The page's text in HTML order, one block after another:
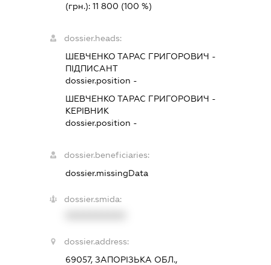
(грн.): 11 800 (100 %)
dossier.heads:
ШЕВЧЕНКО ТАРАС ГРИГОРОВИЧ -
ПІДПИСАНТ
dossier.position -
ШЕВЧЕНКО ТАРАС ГРИГОРОВИЧ -
КЕРІВНИК
dossier.position -
dossier.beneficiaries:
dossier.missingData
dossier.smida:
dossier.address:
69057, ЗАПОРІЗЬКА ОБЛ.,